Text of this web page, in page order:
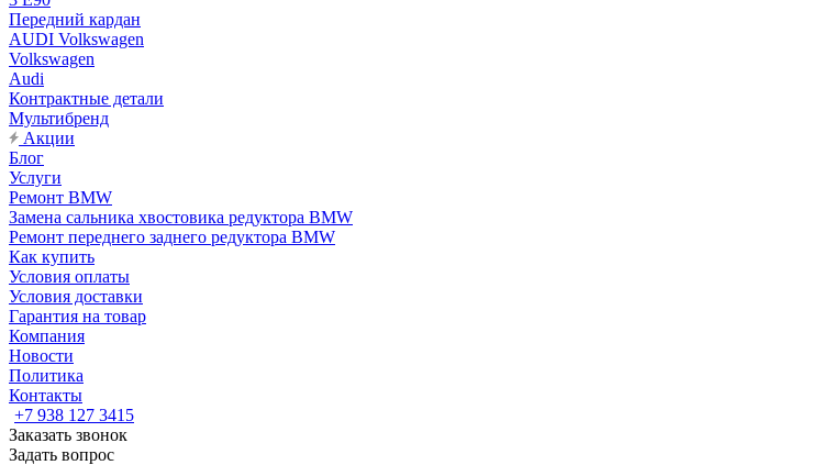
Передний кардан
AUDI Volkswagen
Volkswagen
Audi
Контрактные детали
Мультибренд
Акции
Блог
Услуги
Ремонт BMW
Замена сальника хвостовика редуктора BMW
Ремонт переднего заднего редуктора BMW
Как купить
Условия оплаты
Условия доставки
Гарантия на товар
Компания
Новости
Политика
Контакты
+7 938 127 3415
Заказать звонок
Задать вопрос